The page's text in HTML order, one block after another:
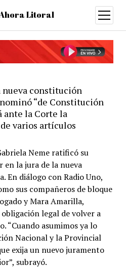
Litoral
open
menu
nueva constitución
“de Constitución
ante la Corte la
varios artículos
Neme ratificó su
la jura de la nueva
En diálogo con Radio Uno,
sus compañeros de bloque
y Mara Amarilla,
legal de volver a
“Cuando asumimos ya lo
Nacional y la Provincial
exija un nuevo juramento
subrayó.